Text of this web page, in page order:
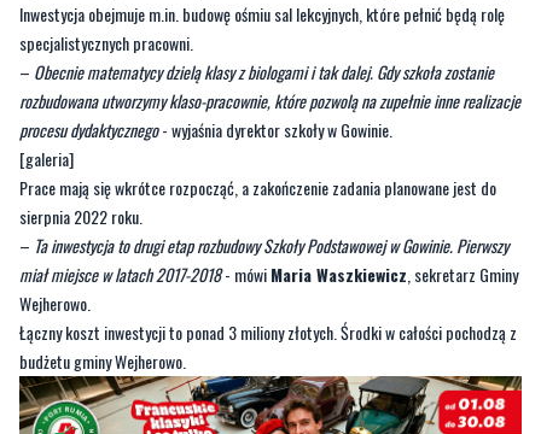
szalenie ważna dla środowiska, dla uczniów, nauczycieli i pozwoli na
bezproblemowe realizacje naszych zadań
dyrektor Szkoły Podstawowej w Gowinie w rozmowie zTwoją Telewizją Morską
Inwestycja obejmuje m.in. budowę ośmiu sal lekcyjnych, które pełnić będą rolę
specjalistycznych pracowni.
–Obecnie matematycy dzielą klasy z biologami i tak dalej. Gdy szkoła zostanie
rozbudowana utworzymy klaso-pracownie, które pozwolą na zupełnie inne realizacje
procesu dydaktycznego
[galeria]
Prace mają się wkrótce rozpocząć, a zakończenie zadania planowane jest do
sierpnia 2022 roku.
–Ta inwestycja to drugi etap rozbudowy Szkoły Podstawowej w Gowinie. Pierwszy
miał miejsce w latach 2017-2018
Wejherowo.
Łączny koszt inwestycji to ponad 3 miliony złotych. Środki w całości pochodzą z